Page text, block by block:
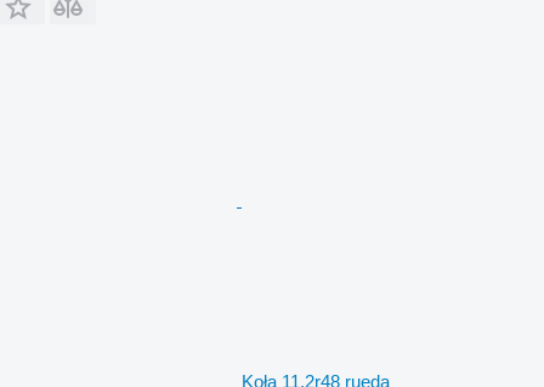
Koła 11.2r48 rueda